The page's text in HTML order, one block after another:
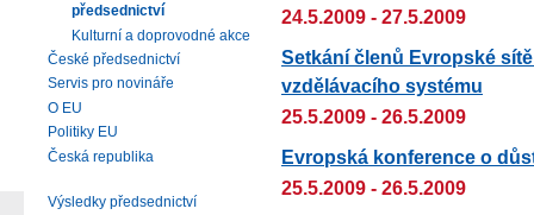
24.5.2009 - 27.5.2009
Setkání členů Evropské
vzdělávacího systému
25.5.2009 - 26.5.2009
Evropská konference o
25.5.2009 - 26.5.2009
předsednictví
Kulturní a doprovodné akce
České předsednictví
Servis pro novináře
O EU
Politiky EU
Česká republika
Výsledky předsednictví